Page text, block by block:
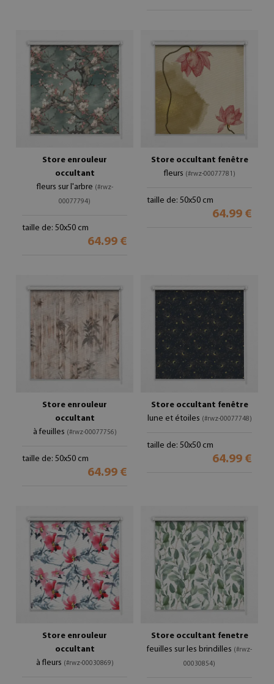
Store enrouleur
occultant
fleurs sur l'arbre (#rwz-
00077794)
taille de: 50x50 cm
64.99 €
Store occultant fenêtre
fleurs (#rwz-00077781)
taille de: 50x50 cm
64.99 €
Store enrouleur
occultant
à feuilles (#rwz-00077756)
taille de: 50x50 cm
64.99 €
Store occultant fenêtre
lune et étoiles (#rwz-00077748)
taille de: 50x50 cm
64.99 €
Store enrouleur
occultant
à fleurs (#rwz-00030869)
Store occultant fenetre
feuilles sur les brindilles (#rwz-
00030854)